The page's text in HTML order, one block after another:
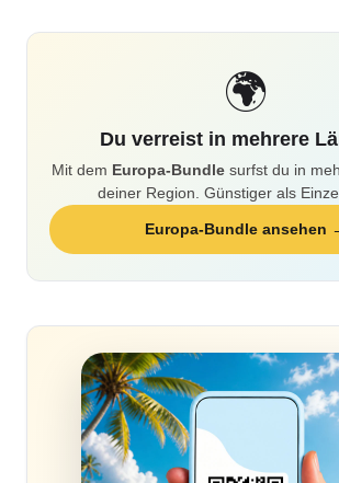
🌍
Du verreist in mehrere
Mit dem Europa-Bundlesurfst du in
deiner Region. Günstiger als
Europa-Bundle ansehen